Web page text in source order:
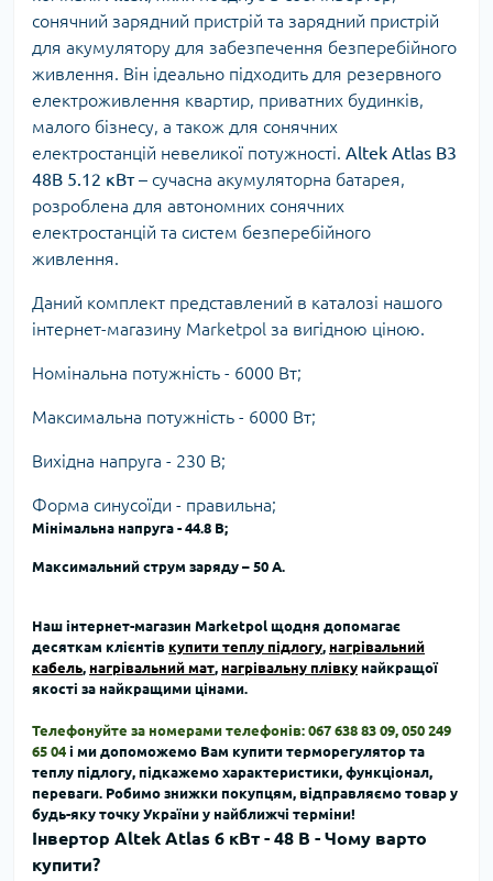
сонячний зарядний пристрій та зарядний пристрій
для акумулятору для забезпечення безперебійного
живлення. Він ідеально підходить для резервного
електроживлення квартир, приватних будинків,
малого бізнесу, а також для сонячних
електростанцій невеликої потужності. Altek Atlas B3
48B 5.12 кВт– сучасна акумуляторна батарея,
розроблена для автономних сонячних
електростанцій та систем безперебійного
живлення.
Даний комплект представлений в каталозі нашого
інтернет-магазину Marketpol за вигідною ціною.
Номінальна потужність - 6000 Вт;
Максимальна потужність - 6000 Вт;
Вихідна напруга - 230 В;
Форма синусоїди - правильна;
Мінімальна напруга - 44.8 В;
Максимальний струм заряду – 50 А.
Наш інтернет-магазин Marketpol щодня допомагає
десяткам клієнтів купити теплу підлогу нагрівальний
кабель нагрівальний мат нагрівальну плівку найкращої
якості за найкращими цінами.
Телефонуйте за номерами телефонів: 067 638 83 09, 050 249
65 04 і ми допоможемо Вам купити терморегулятор та
теплу підлогу, підкажемо характеристики, функціонал,
переваги. Робимо знижки покупцям, відправляємо товар у
будь-яку точку України у найближчі терміни!
Інвертор Altek Atlas 6 кВт - 48 В - Чому варто
купити?